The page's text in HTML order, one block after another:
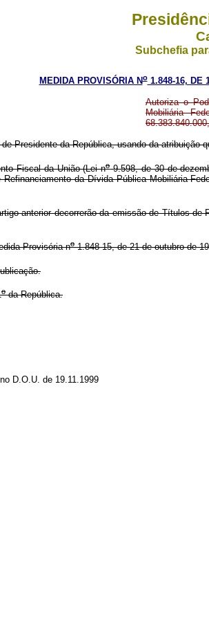
Subchefia
MEDIDA PROVISÓRIA No1.848-16, DE
Autoriza o
Mobiliária
Presidente da República, usando da
Fiscal da União (Lei no9.598, de 30 de
da Dívida Pública Mobiliária
anterior decorrerão da emissão de Títulos de
Provisória no1.848-15, de 21 de outubro de
oda República.
D.O.U. de 19.11.1999